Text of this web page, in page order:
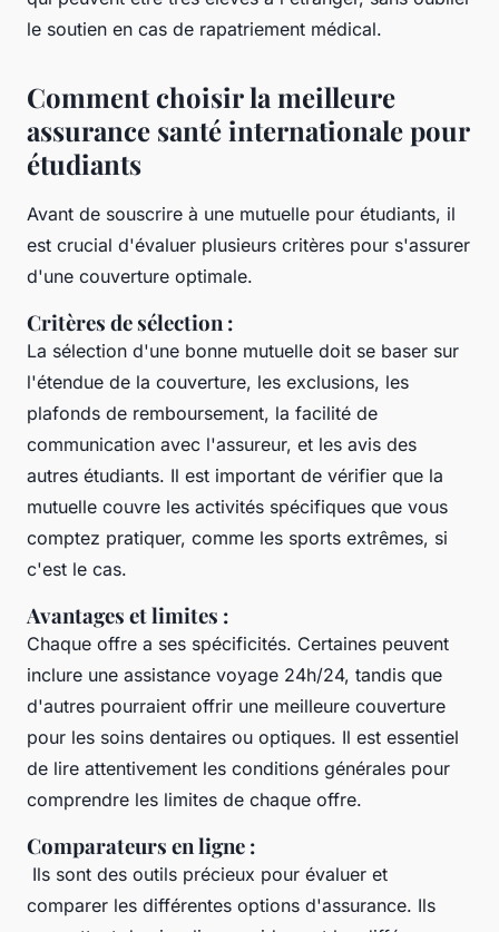
le soutien en cas de rapatriement médical.
Comment choisir la meilleure
assurance santé internationale pour
étudiants
Avant de souscrire à une mutuelle pour étudiants, il
est crucial d'évaluer plusieurs critères pour s'assurer
d'une couverture optimale.
Critères de sélection :
La sélection d'une bonne mutuelle doit se baser sur
l'étendue de la couverture, les exclusions, les
plafonds de remboursement, la facilité de
communication avec l'assureur, et les avis des
autres étudiants. Il est important de vérifier que la
mutuelle couvre les activités spécifiques que vous
comptez pratiquer, comme les sports extrêmes, si
c'est le cas.
Avantages et limites :
Chaque offre a ses spécificités. Certaines peuvent
inclure une assistance voyage 24h/24, tandis que
d'autres pourraient offrir une meilleure couverture
pour les soins dentaires ou optiques. Il est essentiel
de lire attentivement les conditions générales pour
comprendre les limites de chaque offre.
Comparateurs en ligne :
Ils sont des outils précieux pour évaluer et
comparer les différentes options d'assurance. Ils